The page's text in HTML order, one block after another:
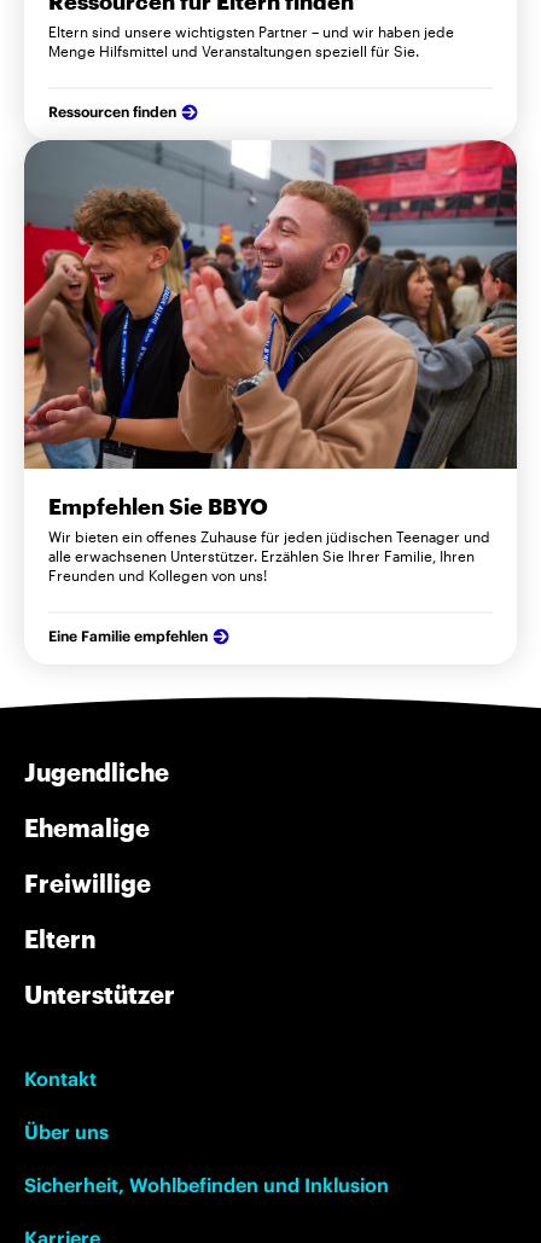
Eltern sind unsere wichtigsten Partner – und wir haben jede
Menge Hilfsmittel und Veranstaltungen speziell für Sie.
Ressourcen finden
Empfehlen Sie BBYO
Wir bieten ein offenes Zuhause für jeden jüdischen Teenager und
alle erwachsenen Unterstützer. Erzählen Sie Ihrer Familie, Ihren
Freunden und Kollegen von uns!
Eine Familie empfehlen
Jugendliche
Ehemalige
Freiwillige
Eltern
Unterstützer
Kontakt
Über uns
Sicherheit, Wohlbefinden und Inklusion